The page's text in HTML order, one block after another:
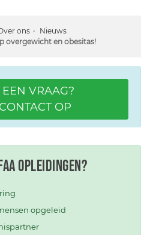
ons
Nieuws
overgewicht en obesitas!
VRAAG?
OP
opleidingen?
opgeleid